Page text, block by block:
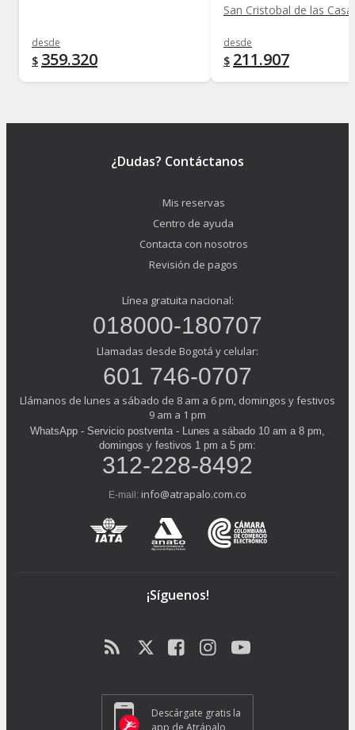
desde
$ 359.320
desde
$ 211.907
¿Dudas? Contáctanos
Mis reservas
Centro de ayuda
Contacta con nosotros
Revisión de pagos
Línea gratuita nacional:
018000-180707
Llamadas desde Bogotá y celular:
601 746-0707
Llámanos de lunes a sábado de 8 am a 6 pm, domingos y festivos
9 am a 1 pm
WhatsApp - Servicio postventa - Lunes a sábado 10 am a 8 pm,
domingos y festivos 1 pm a 5 pm:
312-228-8492
E-mail: info@atrapalo.com.co
¡Síguenos!
Descárgate gratis la
app de Atrápalo